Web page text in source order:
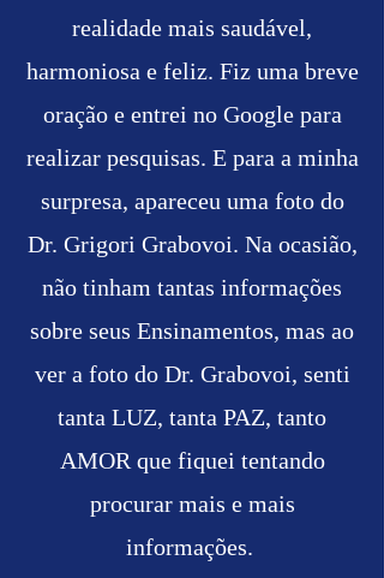
realidade mais saudável,
harmoniosa e feliz. Fiz uma breve
oração e entrei no Google para
realizar pesquisas. E para a minha
surpresa, apareceu uma foto do
Dr. Grigori Grabovoi. Na ocasião,
não tinham tantas informações
sobre seus Ensinamentos, mas ao
ver a foto do Dr. Grabovoi, senti
tanta LUZ, tanta PAZ, tanto
AMOR que fiquei tentando
procurar mais e mais
informações.